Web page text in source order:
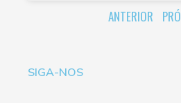
ANTERIOR
SIGA-NOS